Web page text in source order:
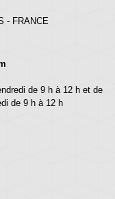
- FRANCE
de 9 h à 12 h et de
de 9 h à 12 h